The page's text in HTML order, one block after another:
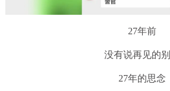
27年前
没有说再见的
27年的思念